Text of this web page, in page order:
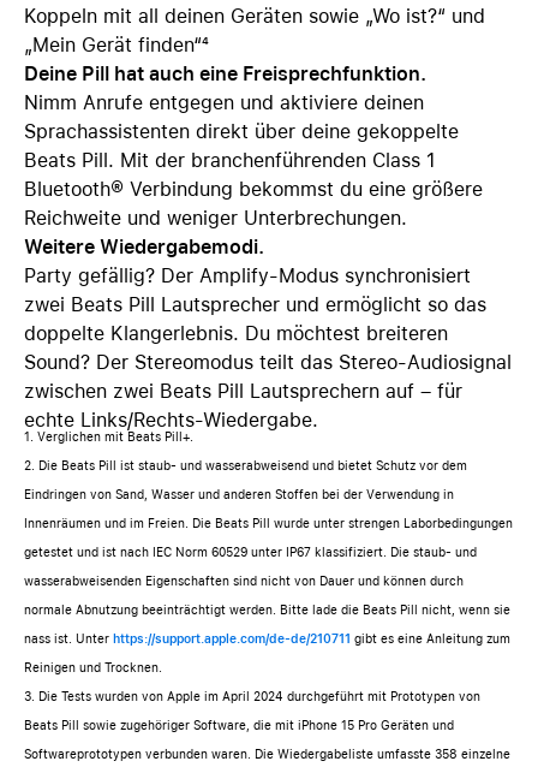
Koppeln mit all deinen Geräten sowie „Wo ist?“ und
„Mein Gerät finden“⁴
Deine Pill hat auch eine Freisprechfunktion.
Nimm Anrufe entgegen und aktiviere deinen
Sprachassistenten direkt über deine gekoppelte
Beats Pill. Mit der branchenführenden Class 1
Bluetooth® Verbindung bekommst du eine größere
Reichweite und weniger Unterbrechungen.
Weitere Wiedergabemodi.
Party gefällig? Der Amplify-Modus synchronisiert
zwei Beats Pill Lautsprecher und ermöglicht so das
doppelte Klangerlebnis. Du möchtest breiteren
Sound? Der Stereomodus teilt das Stereo-Audiosignal
zwischen zwei Beats Pill Lautsprechern auf – für
echte Links/Rechts-Wiedergabe.
1. Verglichen mit Beats Pill+.
2. Die Beats Pill ist staub- und wasserabweisend und bietet Schutz vor dem
Eindringen von Sand, Wasser und anderen Stoffen bei der Verwendung in
Innenräumen und im Freien. Die Beats Pill wurde unter strengen Laborbedingungen
getestet und ist nach IEC Norm 60529 unter IP67 klassifiziert. Die staub- und
wasserabweisenden Eigenschaften sind nicht von Dauer und können durch
normale Abnutzung beeinträchtigt werden. Bitte lade die Beats Pill nicht, wenn sie
nass ist. Unter https://support.apple.com/de-de/210711 gibt es eine Anleitung zum
Reinigen und Trocknen.
3. Die Tests wurden von Apple im April 2024 durchgeführt mit Prototypen von
Beats Pill sowie zugehöriger Software, die mit iPhone 15 Pro Geräten und
Softwareprototypen verbunden waren. Die Wiedergabeliste umfasste 358 einzelne